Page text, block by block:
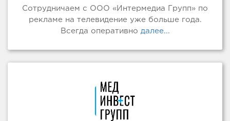
Сотрудничаем с ООО «Интермедиа Групп» по
рекламе на телевидение уже больше года.
Всегда оперативно далее...